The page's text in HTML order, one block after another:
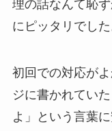
理の話なんて恥
にピッタリでした
初回での対応が
ジに書かれてい
よ」という言葉